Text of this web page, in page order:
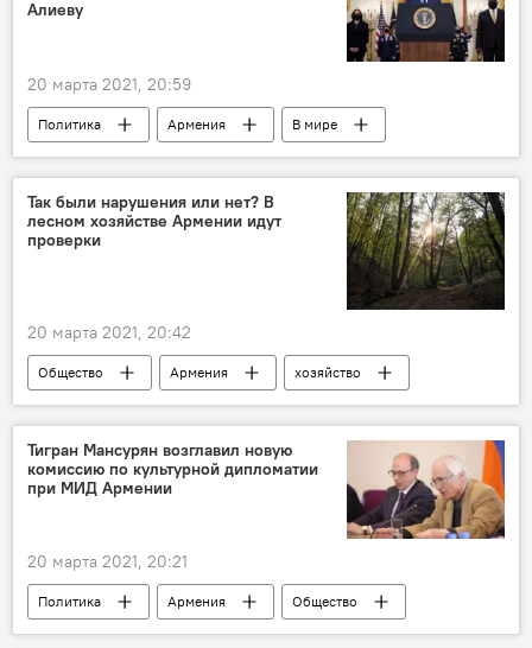
Алиеву
20 марта 2021, 20:59
Политика Армения
В мире
Джо Байден
США
месседж
Ильхам Алиев
Так были нарушения или нет? В
лесном хозяйстве Армении идут
проверки
20 марта 2021, 20:42
Общество Армения
хозяйство
Новости Армения
нарушения
Тигран Мансурян возглавил новую
комиссию по культурной дипломатии
при МИД Армении
20 марта 2021, 20:21
Политика Армения
Общество
Культура
МИД
Тигран Мансурян